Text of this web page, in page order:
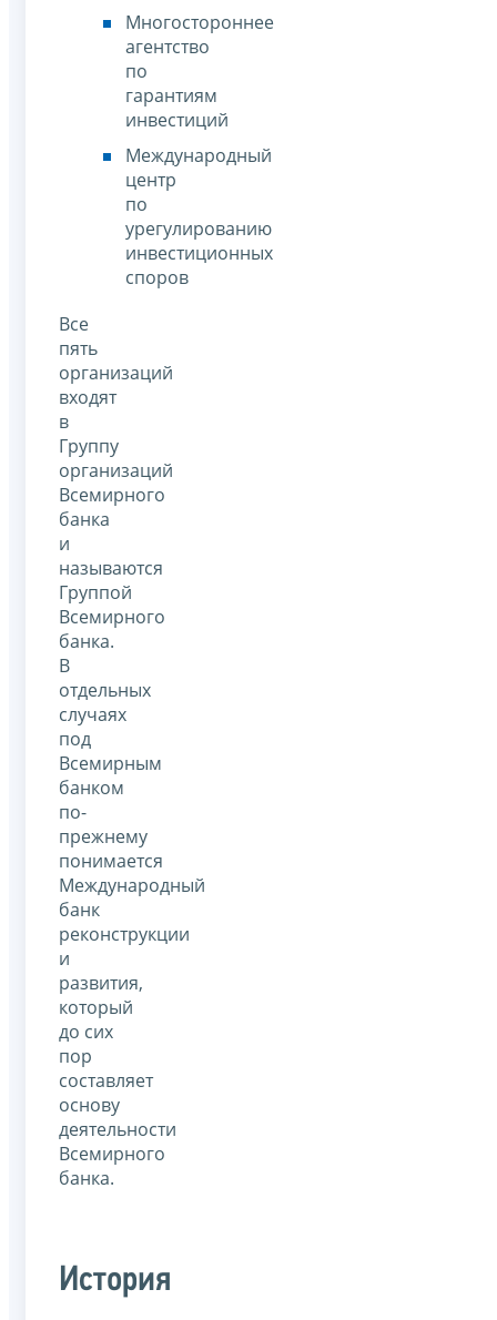
Многостороннее
агентство
по
гарантиям
инвестиций
Международный
центр
по
урегулированию
инвестиционных
споров
Все
пять
организаций
входят
в
Группу
организаций
Всемирного
банка
и
называются
Группой
Всемирного
банка.
В
отдельных
случаях
под
Всемирным
банком
по-
прежнему
понимается
Международный
банк
реконструкции
и
развития,
который
до сих
пор
составляет
основу
деятельности
Всемирного
банка.
История